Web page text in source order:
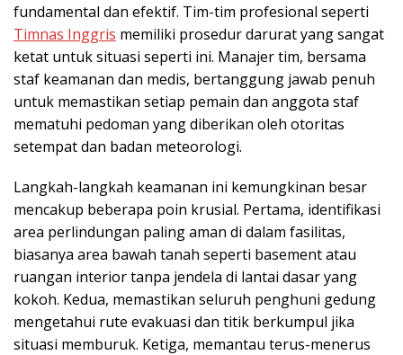
fundamental dan efektif. Tim-tim profesional seperti
Timnas Inggris memiliki prosedur darurat yang sangat
ketat untuk situasi seperti ini. Manajer tim, bersama
staf keamanan dan medis, bertanggung jawab penuh
untuk memastikan setiap pemain dan anggota staf
mematuhi pedoman yang diberikan oleh otoritas
setempat dan badan meteorologi.
Langkah-langkah keamanan ini kemungkinan besar
mencakup beberapa poin krusial. Pertama, identifikasi
area perlindungan paling aman di dalam fasilitas,
biasanya area bawah tanah seperti basement atau
ruangan interior tanpa jendela di lantai dasar yang
kokoh. Kedua, memastikan seluruh penghuni gedung
mengetahui rute evakuasi dan titik berkumpul jika
situasi memburuk. Ketiga, memantau terus-menerus